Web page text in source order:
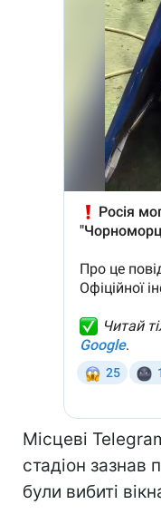
Місцеві
стадіон
були вибиті